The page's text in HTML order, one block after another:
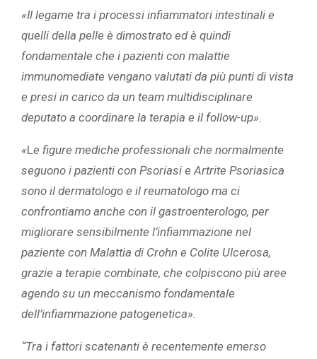
«Il legame tra i processi infiammatori intestinali e
quelli della pelle è dimostrato ed è quindi
fondamentale che i pazienti con malattie
immunomediate vengano valutati da più punti di vista
e presi in carico da un team multidisciplinare
deputato a coordinare la terapia e il follow-up».
«Le figure mediche professionali che normalmente
seguono i pazienti con Psoriasi e Artrite Psoriasica
sono il dermatologo e il reumatologo ma ci
confrontiamo anche con il gastroenterologo, per
migliorare sensibilmente l’infiammazione nel
paziente con Malattia di Crohn e Colite Ulcerosa,
grazie a terapie combinate, che colpiscono più aree
agendo su un meccanismo fondamentale
dell’infiammazione patogenetica».
“Tra i fattori scatenanti è recentemente emerso